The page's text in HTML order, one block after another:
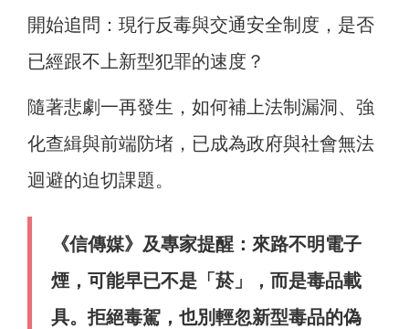
開始追問：現行反毒與交通安全制度，是否
已經跟不上新型犯罪的速度？
隨著悲劇一再發生，如何補上法制漏洞、強
化查緝與前端防堵，已成為政府與社會無法
迴避的迫切課題。
《信傳媒》及專家提醒：來路不明電子
煙，可能早已不是「菸」，而是毒品載
具。拒絕毒駕，也別輕忽新型毒品的偽